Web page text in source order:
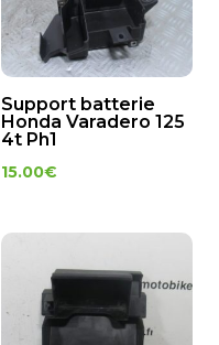
Support batterie
Honda Varadero 125
4t Ph1
15.00€